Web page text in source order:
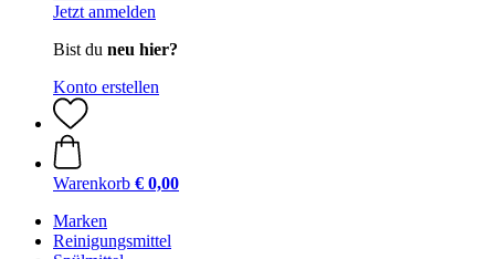
Jetzt anmelden
Bist du neu hier?
Konto erstellen
Warenkorb € 0,00
Marken
Reinigungsmittel